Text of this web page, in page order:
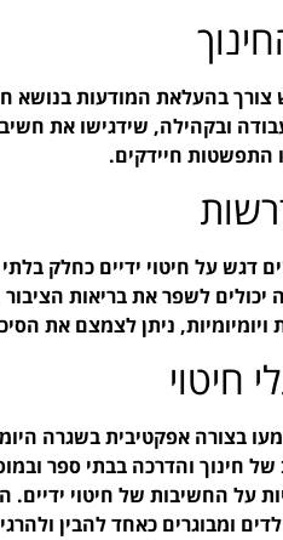
בהעלאת המודעות בנושא
ובקהילה, שידגישו את
התפשטות חיידקים.
דגש על חיטוי ידיים כחלק
יכולים לשפר את בריאות
ניתן לצמצם את
חיטוי
בצורה אפקטיבית בשגרה
והדרכה בבתי ספר
על החשיבות של חיטוי ידיים.
ומבוגרים כאחד להבין